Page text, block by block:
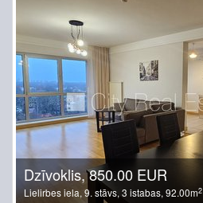
Dzīvoklis, 850.00 EUR
Lielirbes iela, 9. stāvs, 3 istabas, 92.00m2